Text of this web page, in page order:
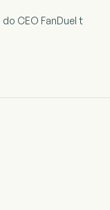
CEO FanDuel t